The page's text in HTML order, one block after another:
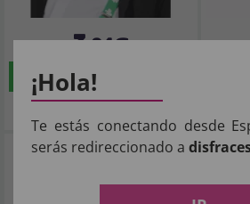
3,04€
COMPRAR
Imposto Incluído
Lanterna Esférica Verde 20 CMS.
¡Hola!
Te estás conectando desde
serás redireccionado a